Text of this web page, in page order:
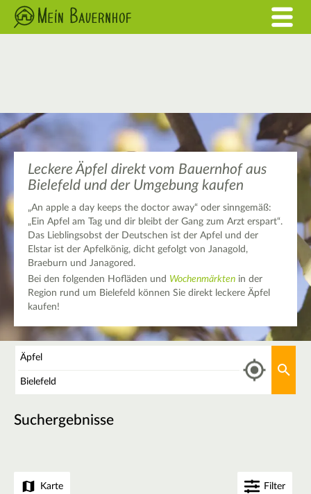
Leckere Äpfel direkt vom Bauernhof aus
Bielefeld und der Umgebung kaufen
„An apple a day keeps the doctor away“ oder sinngemäß:
„Ein Apfel am Tag und dir bleibt der Gang zum Arzt erspart“.
Das Lieblingsobst der Deutschen ist der Apfel und der
Elstar ist der Apfelkönig, dicht gefolgt von Janagold,
Braeburn und Janagored.
Bei den folgenden Hofläden und Wochenmärkten in der
Region rund um Bielefeld können Sie direkt leckere Äpfel
kaufen!
Suchergebnisse
Karte Filter